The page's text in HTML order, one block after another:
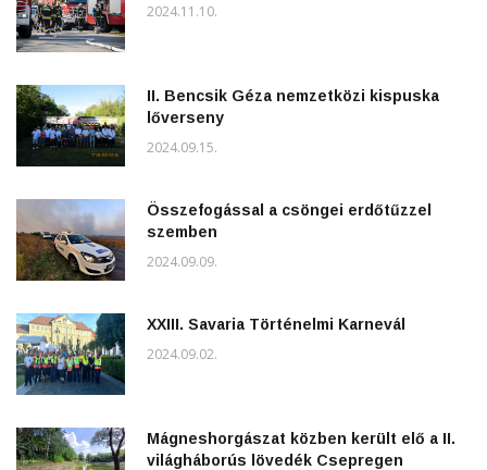
2024.11.10.
II. Bencsik Géza nemzetközi kispuska
lőverseny
2024.09.15.
Összefogással a csöngei erdőtűzzel
szemben
2024.09.09.
XXIII. Savaria Történelmi Karnevál
2024.09.02.
Mágneshorgászat közben került elő a II.
világháborús lövedék Csepregen